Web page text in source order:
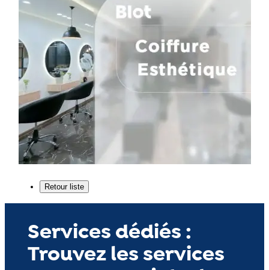
Services dédiés :
Trouvez les services